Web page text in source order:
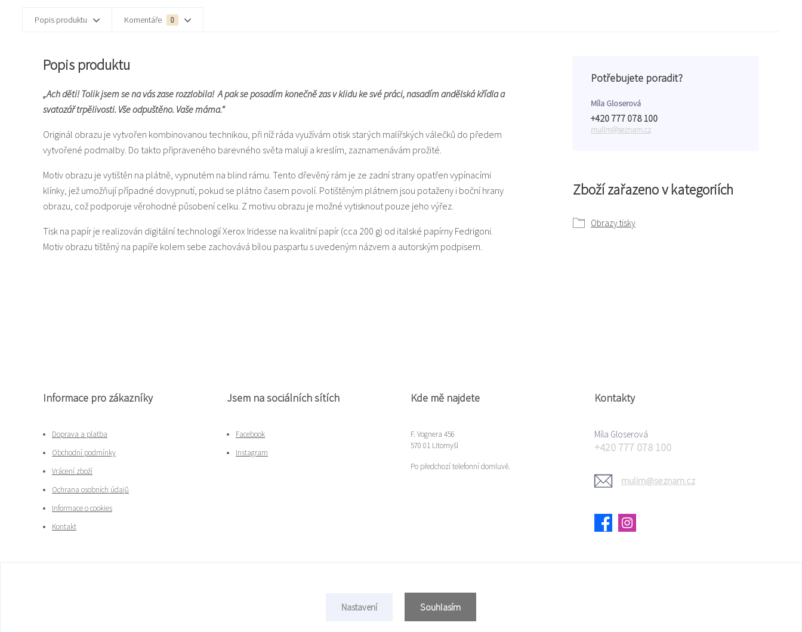
Popis produktu Komentáře 0
Popis produktu
„Ach děti! Tolik jsem se na vás zase rozzlobila! A pak se posadím konečně zas v klidu ke své práci, nasadím andělská křídla a
svatozář trpělivosti. Vše odpuštěno. Vaše máma.“
Originál obrazu je vytvořen kombinovanou technikou, při níž ráda využívám otisk starých malířských válečků do předem
vytvořené podmalby. Do takto připraveného barevného světa maluji a kreslím, zaznamenávám prožité.
Motiv obrazu je vytištěn na plátně, vypnutém na blind rámu. Tento dřevěný rám je ze zadní strany opatřen vypínacími
klínky, jež umožňují případné dovypnutí, pokud se plátno časem povolí. Potištěným plátnem jsou potaženy i boční hrany
obrazu, což podporuje věrohodné působení celku. Z motivu obrazu je možné vytisknout pouze jeho výřez.
Tisk na papír je realizován digitální technologií Xerox Iridesse na kvalitní papír (cca 200 g) od italské papírny Fedrigoni.
Motiv obrazu tištěný na papíře kolem sebe zachovává bílou paspartu s uvedeným názvem a autorským podpisem.
Zboží zařazeno v kategoriích
Obrazy tisky
Potřebujete poradit?
Míla Gloserová
+420 777 078 100
mulim@seznam.cz
Informace pro zákazníky
Doprava a platba
Obchodní podmínky
Vrácení zboží
Ochrana osobních údajů
Informace o cookies
Kontakt
Jsem na sociálních sítích
Facebook
Instagram
Kde mě najdete
F. Vognera 456
570 01 Litomyšl
Po předchozí telefonní domluvě.
Kontakty
Míla Gloserová
+420 777 078 100
mulim@seznam.cz
Nastavení Souhlasím